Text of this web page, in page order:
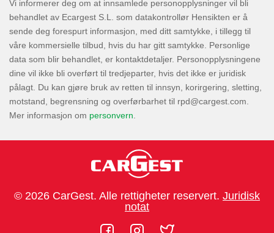
Vi informerer deg om at innsamlede personopplysninger vil bli
behandlet av Ecargest S.L. som datakontrollør Hensikten er å
sende deg forespurt informasjon, med ditt samtykke, i tillegg til
våre kommersielle tilbud, hvis du har gitt samtykke. Personlige
data som blir behandlet, er kontaktdetaljer. Personopplysningene
dine vil ikke bli overført til tredjeparter, hvis det ikke er juridisk
pålagt. Du kan gjøre bruk av retten til innsyn, korirgering, sletting,
motstand, begrensning og overførbarhet til
.
Mer informasjon om personvern.
© 2026 CarGest. Alle rettigheter reservert. Juridisk
notat